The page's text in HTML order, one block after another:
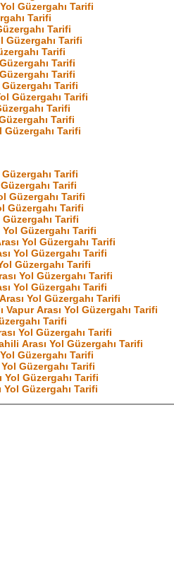
Güzergahı Tarifi
Tarifi
Tarifi
Güzergahı Tarifi
Tarifi
Tarifi
Tarifi
Tarifi
Güzergahı Tarifi
Tarifi
Tarifi
Güzergahı Tarifi
Tarifi
Tarifi
Güzergahı Tarifi
Güzergahı Tarifi
Tarifi
Güzergahı Tarifi
Yol Güzergahı Tarifi
Yol Güzergahı Tarifi
Güzergahı Tarifi
Yol Güzergahı Tarifi
Yol Güzergahı Tarifi
Yol Güzergahı Tarifi
Arası Yol Güzergahı Tarifi
Tarifi
Yol Güzergahı Tarifi
Arası Yol Güzergahı Tarifi
Güzergahı Tarifi
Güzergahı Tarifi
Yol Güzergahı Tarifi
Yol Güzergahı Tarifi